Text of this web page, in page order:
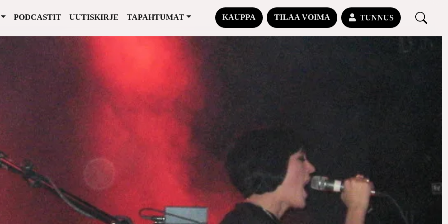
PODCASTIT UUTISKIRJE TAPAHTUMAT KAUPPA TILAA VOIMA TUNNUS